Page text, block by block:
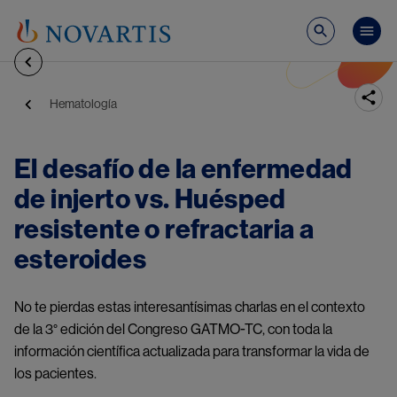
Ruta de navegación
Hematología
El desafío de la enfermedad
de injerto vs. Huésped
resistente o refractaria a
esteroides
No te pierdas estas interesantísimas charlas en el contexto
de la 3° edición del Congreso GATMO-TC, con toda la
información científica actualizada para transformar la vida de
los pacientes.